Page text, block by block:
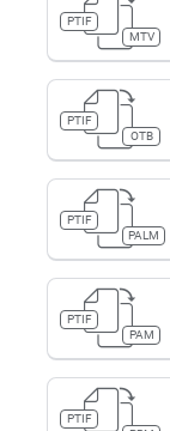
PTIF
MTV
PTIF
OTB
PTIF
PALM
PTIF
PAM
PTIF